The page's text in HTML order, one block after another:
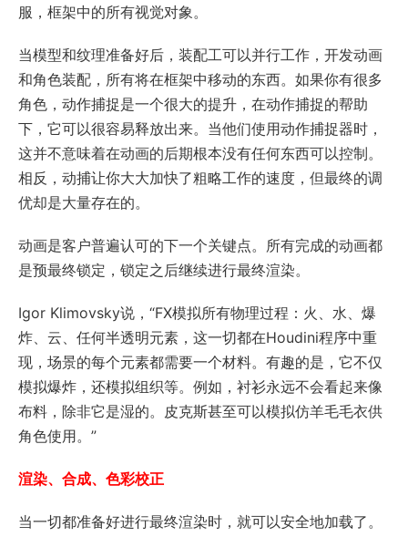
服，框架中的所有视觉对象。
当模型和纹理准备好后，装配工可以并行工作，开发动画
和角色装配，所有将在框架中移动的东西。如果你有很多
角色，动作捕捉是一个很大的提升，在动作捕捉的帮助
下，它可以很容易释放出来。当他们使用动作捕捉器时，
这并不意味着在动画的后期根本没有任何东西可以控制。
相反，动捕让你大大加快了粗略工作的速度，但最终的调
优却是大量存在的。
动画是客户普遍认可的下一个关键点。所有完成的动画都
是预最终锁定，锁定之后继续进行最终渲染。
Igor Klimovsky说，“FX模拟所有物理过程：火、水、爆
炸、云、任何半透明元素，这一切都在Houdini程序中重
现，场景的每个元素都需要一个材料。有趣的是，它不仅
模拟爆炸，还模拟组织等。例如，衬衫永远不会看起来像
布料，除非它是湿的。皮克斯甚至可以模拟仿羊毛毛衣供
角色使用。”
渲染、合成、色彩校正
当一切都准备好进行最终渲染时，就可以安全地加载了。